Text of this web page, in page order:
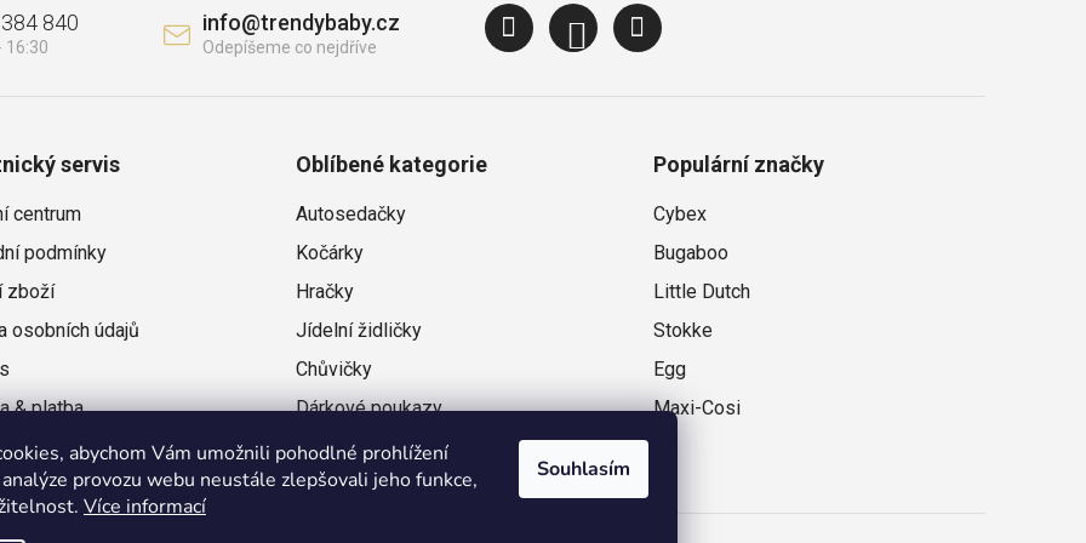
abychom Vám umožnili pohodlné prohlížení
provozu webu neustále zlepšovali jeho funkce,
Více informací
Souhlasím
info@trendybaby.cz
840
servis
centrum
podmínky
zboží
osobních údajů
& platba
řád
Oblíbené kategorie
Autosedačky
Kočárky
Hračky
Jídelní židličky
Chůvičky
Dárkové poukazy
Populární značky
Cybex
Bugaboo
Little Dutch
Stokke
Egg
Maxi-Cosi